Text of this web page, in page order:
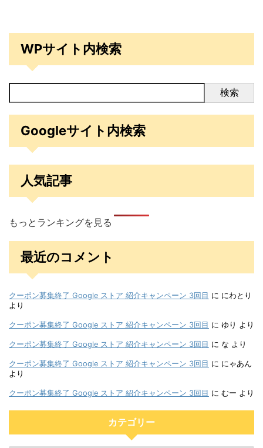
WPサイト内検索
検索
Googleサイト内検索
人気記事
もっとランキングを見る
最近のコメント
クーポン募集終了 Google ストア 紹介キャンペーン 3回目 に にわとり
より
クーポン募集終了 Google ストア 紹介キャンペーン 3回目 に ゆり より
クーポン募集終了 Google ストア 紹介キャンペーン 3回目 に な より
クーポン募集終了 Google ストア 紹介キャンペーン 3回目 に にゃあん
より
クーポン募集終了 Google ストア 紹介キャンペーン 3回目 に むー より
カテゴリー